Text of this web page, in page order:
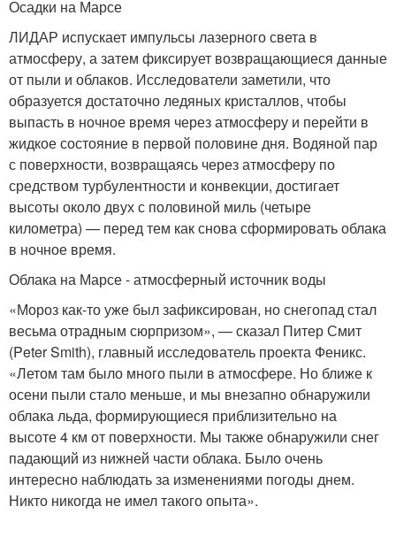
Осадки на Марсе
ЛИДАР испускает импульсы лазерного света в
атмосферу, а затем фиксирует возвращающиеся данные
от пыли и облаков. Исследователи заметили, что
образуется достаточно ледяных кристаллов, чтобы
выпасть в ночное время через атмосферу и перейти в
жидкое состояние в первой половине дня. Водяной пар
с поверхности, возвращаясь через атмосферу по
средством турбулентности и конвекции, достигает
высоты около двух с половиной миль (четыре
километра) — перед тем как снова сформировать облака
в ночное время.
Облака на Марсе - атмосферный источник воды
«Мороз как-то уже был зафиксирован, но снегопад стал
весьма отрадным сюрпризом», — сказал Питер Смит
(Peter Smith), главный исследователь проекта Феникс.
«Летом там было много пыли в атмосфере. Но ближе к
осени пыли стало меньше, и мы внезапно обнаружили
облака льда, формирующиеся приблизительно на
высоте 4 км от поверхности. Мы также обнаружили снег
падающий из нижней части облака. Было очень
интересно наблюдать за изменениями погоды днем.
Никто никогда не имел такого опыта».